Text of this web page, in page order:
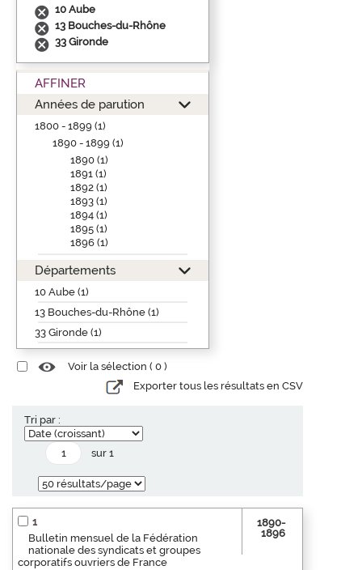
10 Aube
13 Bouches-du-Rhône
33 Gironde
AFFINER
Années de parution
1800 - 1899 (1)
1890 - 1899 (1)
1890 (1)
1891 (1)
1892 (1)
1893 (1)
1894 (1)
1895 (1)
1896 (1)
Départements
10 Aube (1)
13 Bouches-du-Rhône (1)
33 Gironde (1)
Voir la sélection ( 0 )
Exporter tous les résultats en CSV
Tri par :
sur 1
1
Bulletin mensuel de la Fédération
nationale des syndicats et groupes
corporatifs ouvriers de France
1890-
1896